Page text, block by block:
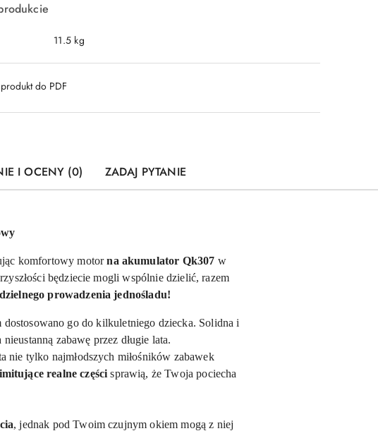
11.5 kg
do PDF
I OCENY (0) ZADAJ PYTANIE
komfortowy motorna akumulator Qk307 w
będziecie mogli wspólnie dzielić, razem
prowadzenia jednośladu!
go do kilkuletniego dziecka. Solidna i
zabawę przez długie lata.
tylko najmłodszych miłośników zabawek
realne części sprawią, że Twoja pociecha
, jednak pod Twoim czujnym okiem mogą z niej